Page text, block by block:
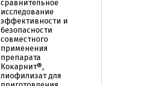
сравнительное
исследование
эффективности и
безопасности
совместного
применения
препарата
Кокарнит®,
лиофилизат для